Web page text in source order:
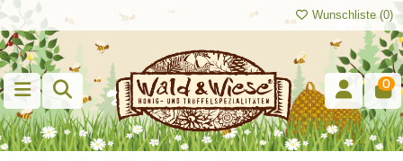
Wunschliste (0)
0